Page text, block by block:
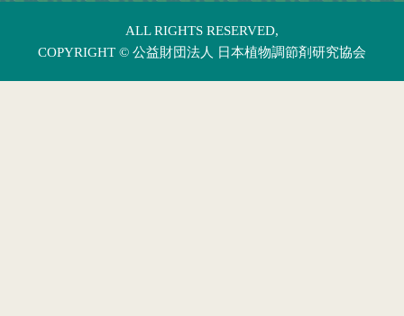
ALL RIGHTS RESERVED,
COPYRIGHT © 公益財団法人 日本植物調節剤研究協会